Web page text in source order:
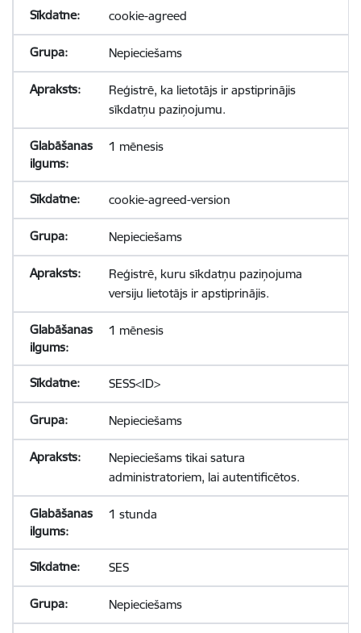
cookie-agreed
Nepieciešams
Reģistrē, ka lietotājs ir apstiprinājis
sīkdatņu paziņojumu.
1 mēnesis
cookie-agreed-version
Nepieciešams
Reģistrē, kuru sīkdatņu paziņojuma
versiju lietotājs ir apstiprinājis.
1 mēnesis
SESS<ID>
Nepieciešams
Nepieciešams tikai satura
administratoriem, lai autentificētos.
1 stunda
SES
Nepieciešams